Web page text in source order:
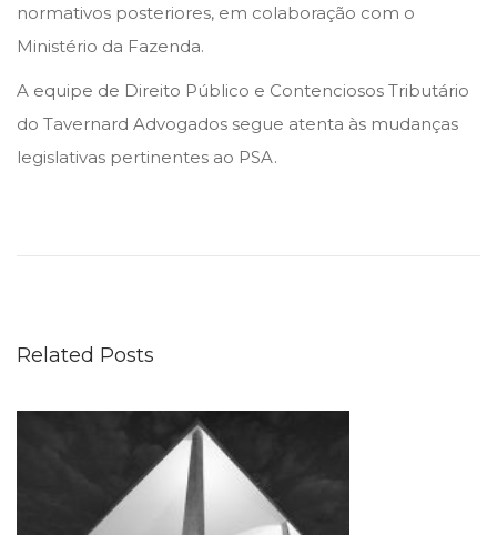
normativos posteriores, em colaboração com o
Ministério da Fazenda.
A equipe de Direito Público e Contenciosos Tributário
do Tavernard Advogados segue atenta às mudanças
legislativas pertinentes ao PSA.
a
Related Posts